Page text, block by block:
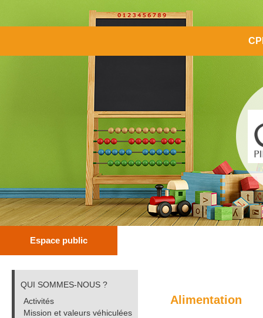
Espace public
QUI SOMMES-NOUS ?
Activités
Mission et valeurs véhiculées
Alimentation